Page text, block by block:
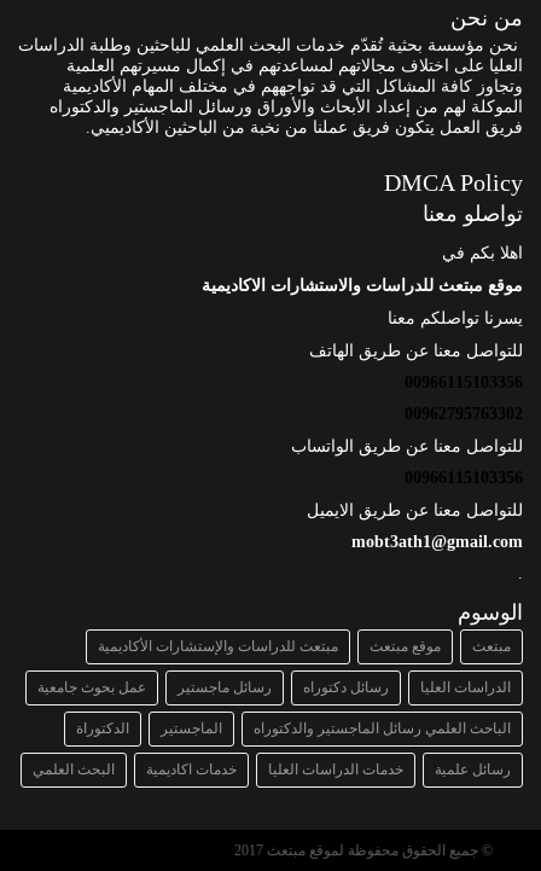
من نحن
نحن مؤسسة بحثية تُقدّم خدمات البحث العلمي للباحثين وطلبة الدراسات
العليا على اختلاف مجالاتهم لمساعدتهم في إكمال مسيرتهم العلمية
وتجاوز كافة المشاكل التي قد تواجههم في مختلف المهام الأكاديمية
الموكلة لهم من إعداد الأبحاث والأوراق ورسائل الماجستير والدكتوراه
فريق العمل يتكون فريق عملنا من نخبة من الباحثين الأكاديميي.
DMCA Policy
تواصلو معنا
اهلا بكم في
موقع مبتعث للدراسات والاستشارات الاكاديمية
يسرنا تواصلكم معنا
للتواصل معنا عن طريق الهاتف
00966115103356
00962795763302
للتواصل معنا عن طريق الواتساب
00966115103356
للتواصل معنا عن طريق الايميل
mobt3ath1@gmail.com
.
الوسوم
مبتعث موقع مبتعث مبتعث للدراسات والإستشارات الأكاديمية
الدراسات العليا رسائل دكتوراه رسائل ماجستير عمل بحوث جامعية
الباحث العلمي رسائل الماجستير والدكتوراه الماجستير الدكتوراة
رسائل علمية خدمات الدراسات العليا خدمات اكاديمية البحث العلمي
© جميع الحقوق محفوظة لموقع مبتعث 2017